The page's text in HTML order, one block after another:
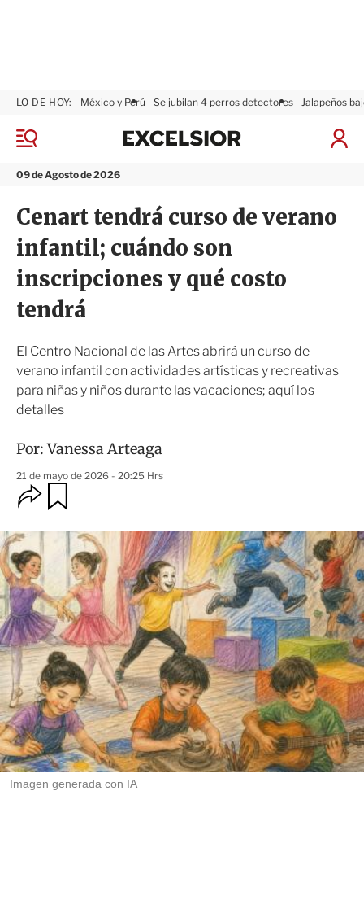
M
n
09 de Agosto de 2026
LO DE HOY: México y Perú Se jubilan 4 perros detectores Jalapeños
I
x
s
i
Cenart tendrá curso de verano
infantil; cuándo son
inscripciones y qué costo
tendrá
El Centro Nacional de las Artes abrirá un curso de
verano infantil con actividades artísticas y recreativas
para niñas y niños durante las vacaciones; aquí los
detalles
Por:Vanessa Arteaga
21 de mayo de 2026 - 20:25 Hrs
O
p
i
o
e
s
d
e
c
o
m
p
a
r
t
i
r
r
a
r
Imagen generada con IA